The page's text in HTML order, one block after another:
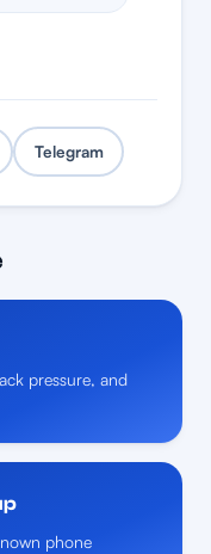
Telegram
pressure, and
phone